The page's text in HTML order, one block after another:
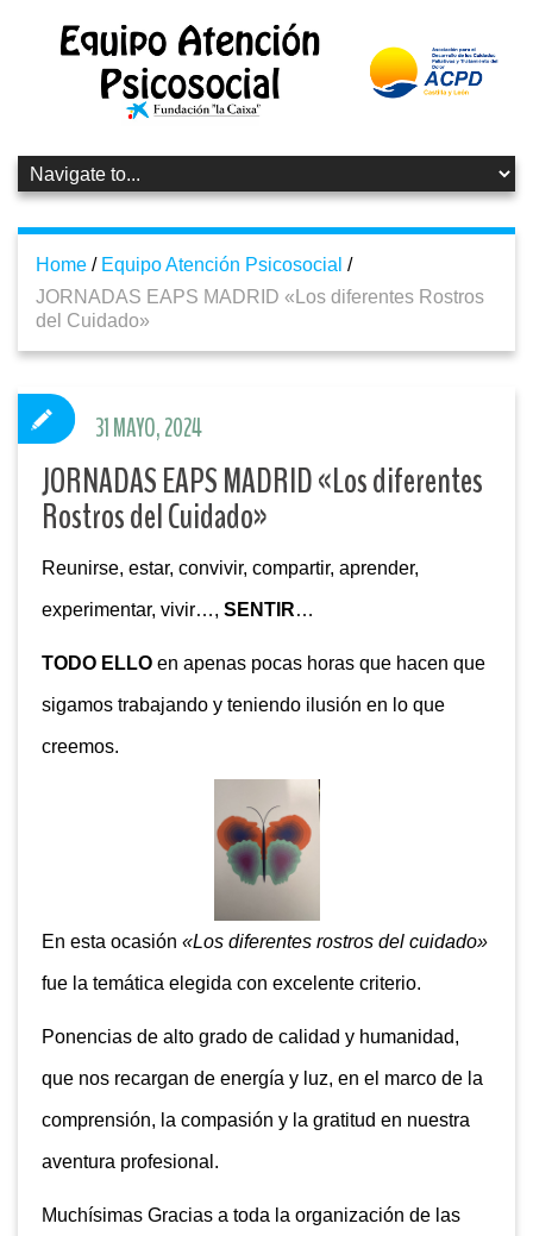
Home / Equipo Atención Psicosocial /
JORNADAS EAPS MADRID «Los diferentes Rostros
del Cuidado»
JORNADAS EAPS MADRID «Los diferentes
Rostros del Cuidado»
Reunirse, estar, convivir, compartir, aprender,
experimentar, vivir…, SENTIR…
TODO ELLO en apenas pocas horas que hacen que
sigamos trabajando y teniendo ilusión en lo que
creemos.
En esta ocasión «Los diferentes rostros del cuidado»
fue la temática elegida con excelente criterio.
Ponencias de alto grado de calidad y humanidad,
que nos recargan de energía y luz, en el marco de la
comprensión, la compasión y la gratitud en nuestra
aventura profesional.
Muchísimas Gracias a toda la organización de las
31 MAYO, 2024